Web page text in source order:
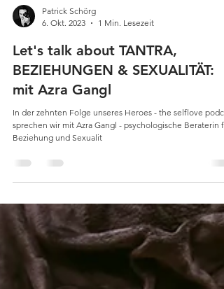
6. Okt. 2023
1 Min. Lesezeit
Let's talk about TANTRA,
BEZIEHUNGEN & SEXUALITÄT:
mit Azra Gangl
In der zehnten Folge unseres Heroes - the selflove
Beziehung und Sexualit